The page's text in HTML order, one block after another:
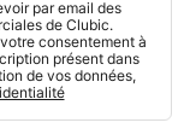
par email des
de Clubic.
consentement à
présent dans
de vos données,